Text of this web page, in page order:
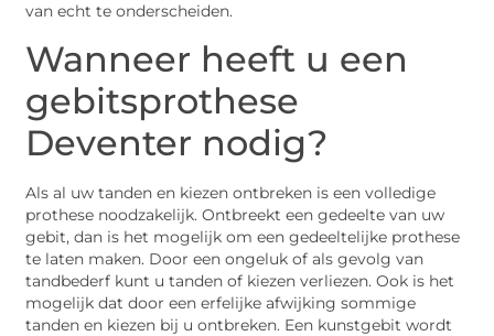
van echt te onderscheiden.
Wanneer heeft u een
gebitsprothese
Deventer nodig?
Als al uw tanden en kiezen ontbreken is een volledige
prothese noodzakelijk. Ontbreekt een gedeelte van uw
gebit, dan is het mogelijk om een gedeeltelijke prothese
te laten maken. Door een ongeluk of als gevolg van
tandbederf kunt u tanden of kiezen verliezen. Ook is het
mogelijk dat door een erfelijke afwijking sommige
tanden en kiezen bij u ontbreken. Een kunstgebit wordt